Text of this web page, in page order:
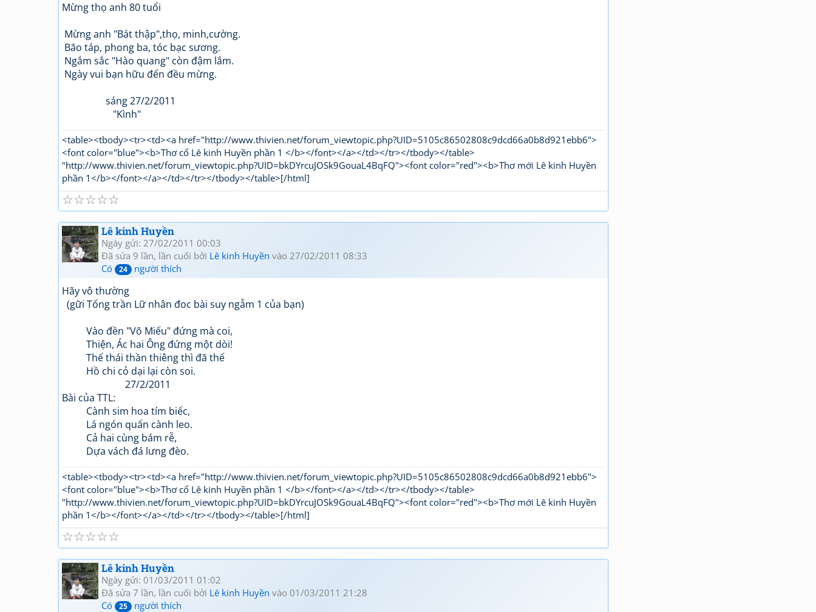
Mừng thọ anh 80 tuổi
Mừng anh "Bát thập",thọ, minh,cường.
Bão táp, phong ba, tóc bạc sương.
Ngắm sắc "Hào quang" còn đậm lắm.
Ngày vui bạn hữu đến đều mừng.
sáng 27/2/2011
"Kình"
<table><tbody><tr><td><a href="http://www.thivien.net/forum_viewtopic.php?UID=5105c86502808c9dcd66a0b8d921ebb6">
<font color="blue"><b>Thơ cổ Lê kinh Huyền phần 1 </b></font></a></td></tr></tbody></table>
"http://www.thivien.net/forum_viewtopic.php?UID=bkDYrcuJOSk9GouaL4BqFQ"><font color="red"><b>Thơ mới Lê kinh Huyền
phần 1</b></font></a></td></tr></tbody></table>[/html]
☆
☆
☆
☆
☆
Lê kinh Huyền
Ngày gửi: 27/02/2011 00:03
Đã sửa 9 lần, lần cuối bởi Lê kinh Huyền vào 27/02/2011 08:33
Có
24 người thích
Hãy vô thường
(gữi Tống trần Lữ nhân đoc bài suy ngẫm 1 của bạn)
Vào đền "Võ Miếu" đứng mà coi,
Thiện, Ác hai Ông đứng một dòi!
Thế thái thần thiêng thì đã thế
Hồ chi cỏ dại lại còn soi.
27/2/2011
Bài của TTL:
Cành sim hoa tím biếc,
Lá ngón quấn cành leo.
Cả hai cùng bám rễ,
Dựa vách đá lưng đèo.
<table><tbody><tr><td><a href="http://www.thivien.net/forum_viewtopic.php?UID=5105c86502808c9dcd66a0b8d921ebb6">
<font color="blue"><b>Thơ cổ Lê kinh Huyền phần 1 </b></font></a></td></tr></tbody></table>
"http://www.thivien.net/forum_viewtopic.php?UID=bkDYrcuJOSk9GouaL4BqFQ"><font color="red"><b>Thơ mới Lê kinh Huyền
phần 1</b></font></a></td></tr></tbody></table>[/html]
☆
☆
☆
☆
☆
Lê kinh Huyền
Ngày gửi: 01/03/2011 01:02
Đã sửa 7 lần, lần cuối bởi Lê kinh Huyền vào 01/03/2011 21:28
Có
25 người thích